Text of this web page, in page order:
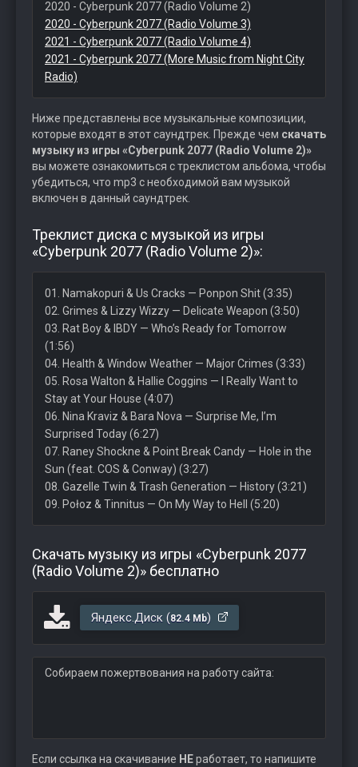
2020 - Cyberpunk 2077 (Radio Volume 2)
2020 - Cyberpunk 2077 (Radio Volume 3)
2021 - Cyberpunk 2077 (Radio Volume 4)
2021 - Cyberpunk 2077 (More Music from Night City
Radio)
Ниже представлены все музыкальные композиции,
которые входят в этот саундтрек. Прежде чем скачать
музыку из игры «Cyberpunk 2077 (Radio Volume 2)»
вы можете ознакомиться с треклистом альбома, чтобы
убедиться, что mp3 с необходимой вам музыкой
включен в данный саундтрек.
Треклист диска с музыкой из игры
«Cyberpunk 2077 (Radio Volume 2)»:
01. Namakopuri & Us Cracks — Ponpon Shit (3:35)
02. Grimes & Lizzy Wizzy — Delicate Weapon (3:50)
03. Rat Boy & IBDY — Who’s Ready for Tomorrow
(1:56)
04. Health & Window Weather — Major Crimes (3:33)
05. Rosa Walton & Hallie Coggins — I Really Want to
Stay at Your House (4:07)
06. Nina Kraviz & Bara Nova — Surprise Me, I’m
Surprised Today (6:27)
07. Raney Shockne & Point Break Candy — Hole in the
Sun (feat. COS & Conway) (3:27)
08. Gazelle Twin & Trash Generation — History (3:21)
09. Połoz & Tinnitus — On My Way to Hell (5:20)
Скачать музыку из игры «Cyberpunk 2077
(Radio Volume 2)» бесплатно
Яндекс.Диск (82.4 Mb)
Собираем пожертвования на работу сайта:
Если ссылка на скачивание НЕработает, то напишите